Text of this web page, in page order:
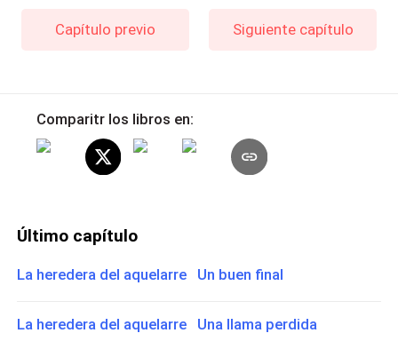
Capítulo previo Siguiente capítulo
Comparitr los libros en:
Último capítulo
La heredera del aquelarre Un buen final
La heredera del aquelarre Una llama perdida